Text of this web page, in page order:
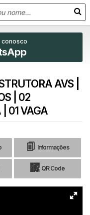
AVS |
| 02
01 VAGA
Informações
QR Code